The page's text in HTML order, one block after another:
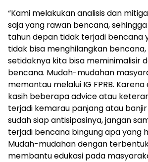
“Kami melakukan analisis dan
saja yang rawan bencana,
tahun depan tidak terjadi bencana
tidak bisa menghilangkan
setidaknya kita bisa meminimalisir
bencana. Mudah-mudahan
memantau melalui IG FPRB. Karena
kasih beberapa advice atau
terjadi kemarau panjang atau
sudah siap antisipasinya, jangan
terjadi bencana bingung apa yang
Mudah-mudahan dengan
membantu edukasi pada